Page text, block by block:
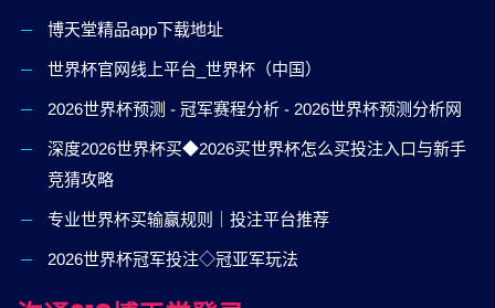
博天堂精品app下载地址
世界杯官网线上平台_世界杯（中国）
2026世界杯预测 - 冠军赛程分析 - 2026世界杯预测分析网
深度2026世界杯买◆2026买世界杯怎么买投注入口与新手
竞猜攻略
专业世界杯买输赢规则｜投注平台推荐
2026世界杯冠军投注◇冠亚军玩法